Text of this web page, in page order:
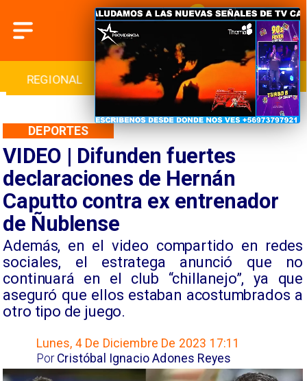
INTERNACIONAL DEPORTES CULTURA
VIDEO | Difunden fuertes
declaraciones de Hernán
Caputto contra ex entrenador
de Ñublense
​Además, en el video compartido en redes
sociales, el estratega anunció que no
continuará en el club “chillanejo”, ya que
aseguró que ellos estaban acostumbrados a
otro tipo de juego.
DEPORTES
Lunes, 4 De Diciembre De 2023 17:11
Cristóbal Ignacio Adones Reyes
Por